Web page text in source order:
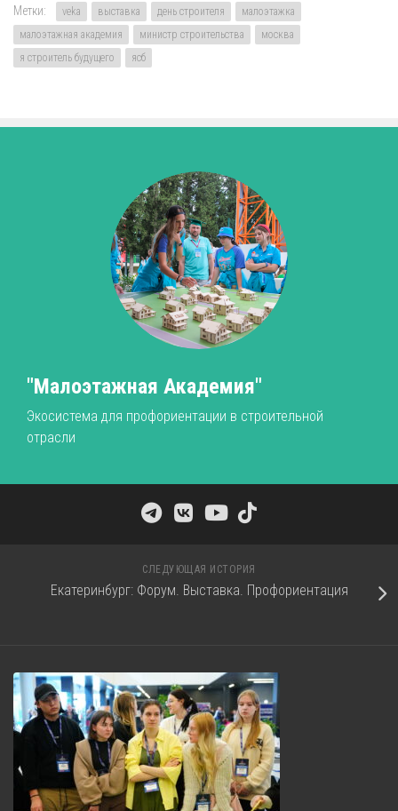
Метки: veka выставка день строителя
малоэтажка
малоэтажная академия
министр строительства
москва
я строитель будущего
ясб
"Малоэтажная Академия"
Экосистема для профориентации в строительной
отрасли
СЛЕДУЮЩАЯ ИСТОРИЯ
Екатеринбург: Форум. Выставка. Профориентация